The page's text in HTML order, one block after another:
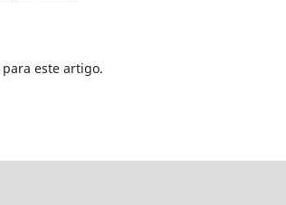
para este artigo.